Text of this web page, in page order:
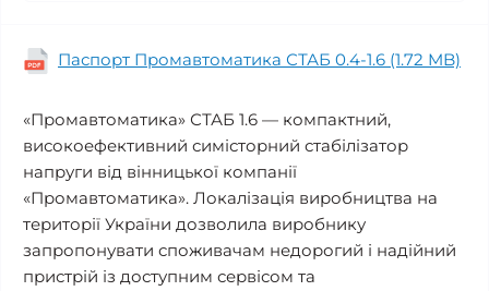
Паспорт Промавтоматика СТАБ 0.4-1.6 (1.72 MB)
«Промавтоматика» СТАБ 1.6 — компактний,
високоефективний симісторний стабілізатор
напруги від вінницької компанії
«Промавтоматика». Локалізація виробництва на
території України дозволила виробнику
запропонувати споживачам недорогий і надійний
пристрій із доступним сервісом та